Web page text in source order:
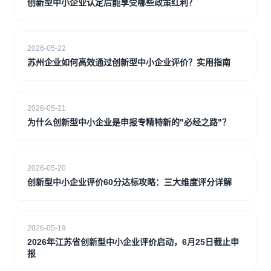
创新型中小企业认定后能享受哪些政策红利？
2026-05-22
苏州企业如何高效通过创新型中小企业评价？实用指南
2026-05-21
为什么创新型中小企业是申报专精特新的"必经之路"？
2026-05-20
创新型中小企业评价60分达标攻略：三大维度评分详解
2026-05-19
2026年江苏省创新型中小企业评价启动，6月25日截止申
报